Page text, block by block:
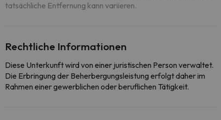
tatsächliche Entfernung kann variieren.
Rechtliche Informationen
Diese Unterkunft wird von einer juristischen Person verwaltet.
Die Erbringung der Beherbergungsleistung erfolgt daher im
Rahmen einer gewerblichen oder beruflichen Tätigkeit.